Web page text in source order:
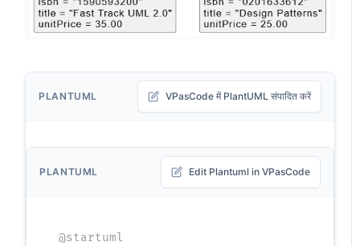
PLANTUML VPasCode में PlantUML संपादित करें
PLANTUML Edit Plantuml in VPasCode
@startuml